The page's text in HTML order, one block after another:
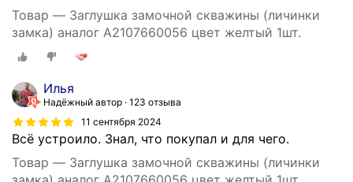
Товар — Заглушка замочной скважины (личинки
замка) аналог A2107660056 цвет желтый 1шт.
Илья
Надёжный автор 123 отзыва
11 сентября 2024
Всё устроило. Знал, что покупал и для чего.
Товар — Заглушка замочной скважины (личинки